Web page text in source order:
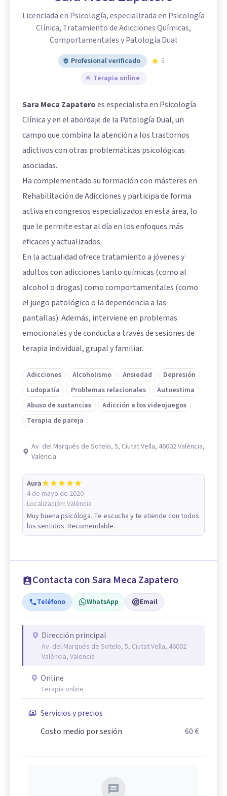
Licenciada en Psicología, especializada en Psicología
Clínica, Tratamiento de Adicciones Químicas,
Comportamentales y Patología Dual
Profesional verificado
5
Terapia online
Sara Meca Zapateroes especialista en Psicología
Clínica y en el abordaje de la Patología Dual, un
campo que combina la atención a los trastornos
adictivos con otras problemáticas psicológicas
asociadas.
Ha complementado su formación con másteres en
Rehabilitación de Adicciones y participa de forma
activa en congresos especializados en esta área, lo
que le permite estar al día en los enfoques más
eficaces y actualizados.
En la actualidad ofrece tratamiento a jóvenes y
adultos con adicciones tanto químicas (como al
alcohol o drogas) como comportamentales (como
el juego patológico o la dependencia a las
pantallas). Además, interviene en problemas
emocionales y de conducta a través de sesiones de
terapia individual, grupal y familiar.
Adicciones Alcoholismo Ansiedad
Depresión
Ludopatía
Problemas relacionales
Autoestima
Abuso de sustancias
Adicción a los videojuegos
Terapia de pareja
Av. del Marqués de Sotelo, 5, Ciutat Vella, 46002 València,
Valencia
Aura
4 de mayo de 2020
Localización: València
Muy buena psicóloga. Te escucha y te atiende con todos
los sentidos. Recomendable.
Contacta con Sara Meca Zapatero
Teléfono WhatsApp Email
Dirección principal
Av. del Marqués de Sotelo, 5, Ciutat Vella, 46002
València, Valencia
Online
Terapia online
Servicios y precios
Costo medio por sesión
60 €